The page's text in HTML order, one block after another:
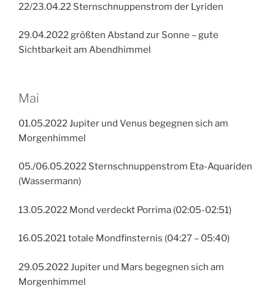
22/23.04.22 Sternschnuppenstrom der Lyriden
29.04.2022 größten Abstand zur Sonne – gute
Sichtbarkeit am Abendhimmel
Mai
01.05.2022 Jupiter und Venus begegnen sich am
Morgenhimmel
05./06.05.2022 Sternschnuppenstrom Eta-Aquariden
(Wassermann)
13.05.2022 Mond verdeckt Porrima (02:05-02:51)
16.05.2021 totale Mondfinsternis (04:27 – 05:40)
29.05.2022 Jupiter und Mars begegnen sich am
Morgenhimmel